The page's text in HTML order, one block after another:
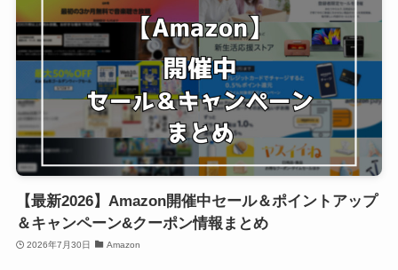
【最新2026】Amazon開催中セール＆ポイントアップ
＆キャンペーン&クーポン情報まとめ
2026年7月30日 Amazon